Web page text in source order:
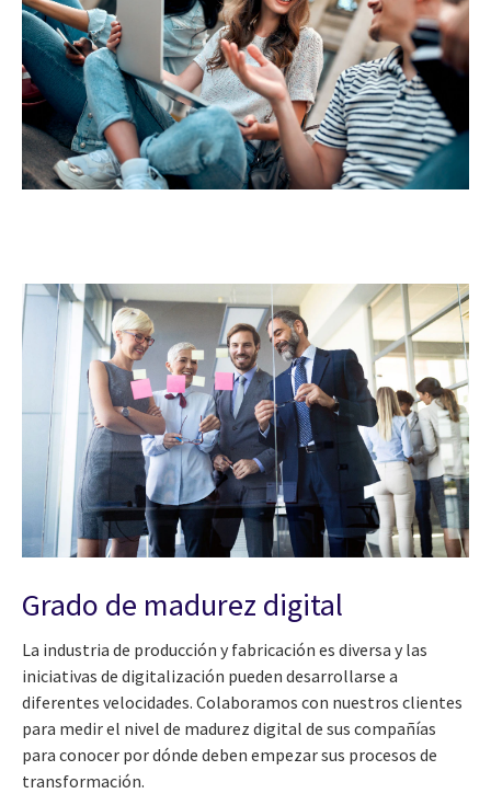
Grado de madurez digital
La industria de producción y fabricación es diversa y las
iniciativas de digitalización pueden desarrollarse a
diferentes velocidades. Colaboramos con nuestros clientes
para medir el nivel de madurez digital de sus compañías
para conocer por dónde deben empezar sus procesos de
transformación.